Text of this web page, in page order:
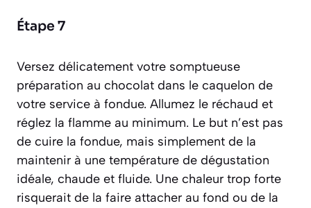
Étape 7
Versez délicatement votre somptueuse
préparation au chocolat dans le caquelon de
votre service à fondue. Allumez le réchaud et
réglez la flamme au minimum. Le but n’est pas
de cuire la fondue, mais simplement de la
maintenir à une température de dégustation
idéale, chaude et fluide. Une chaleur trop forte
risquerait de la faire attacher au fond ou de la